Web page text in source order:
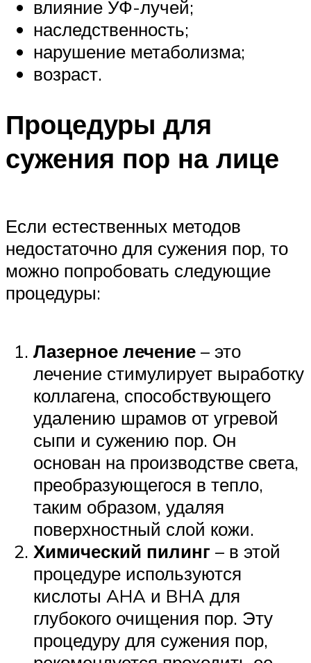
влияние УФ-лучей;
наследственность;
нарушение метаболизма;
возраст.
Процедуры для
сужения пор на лице
Если естественных методов
недостаточно для сужения пор, то
можно попробовать следующие
процедуры:
Лазерное лечение – это
лечение стимулирует выработку
коллагена, способствующего
удалению шрамов от угревой
сыпи и сужению пор. Он
основан на производстве света,
преобразующегося в тепло,
таким образом, удаляя
поверхностный слой кожи.
Химический пилинг – в этой
процедуре используются
кислоты AHA и BHA для
глубокого очищения пор. Эту
процедуру для сужения пор,